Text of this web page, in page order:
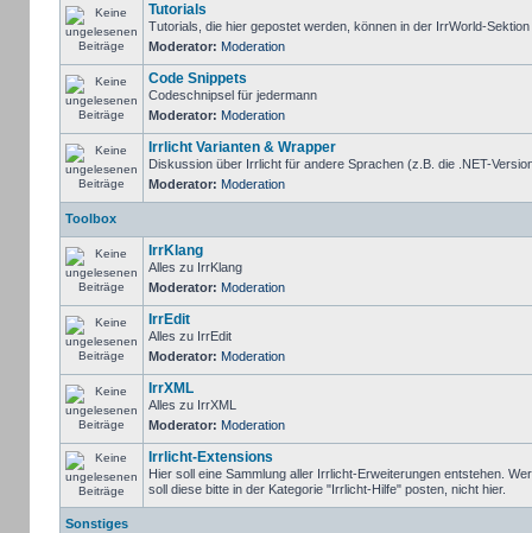
Tutorials
Tutorials, die hier gepostet werden, können in der IrrWorld-
Moderator: Moderation
Code Snippets
Codeschnipsel für jedermann
Moderator: Moderation
Irrlicht Varianten & Wrapper
Diskussion über Irrlicht für andere Sprachen (z.B. die .NET-
Moderator: Moderation
Toolbox
IrrKlang
Alles zu IrrKlang
Moderator: Moderation
IrrEdit
Alles zu IrrEdit
Moderator: Moderation
IrrXML
Alles zu IrrXML
Moderator: Moderation
Irrlicht-Extensions
Hier soll eine Sammlung aller Irrlicht-Erweiterungen entstehen.
soll diese bitte in der Kategorie "Irrlicht-Hilfe" posten, nicht hier.
Sonstiges